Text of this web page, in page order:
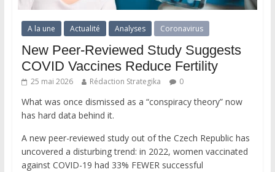
A la une Actualité Analyses Coronavirus
New Peer-Reviewed Study Suggests
COVID Vaccines Reduce Fertility
25 mai 2026 Rédaction Strategika 0
What was once dismissed as a “conspiracy theory” now
has hard data behind it.
A new peer-reviewed study out of the Czech Republic has
uncovered a disturbing trend: in 2022, women vaccinated
against COVID-19 had 33% FEWER successful